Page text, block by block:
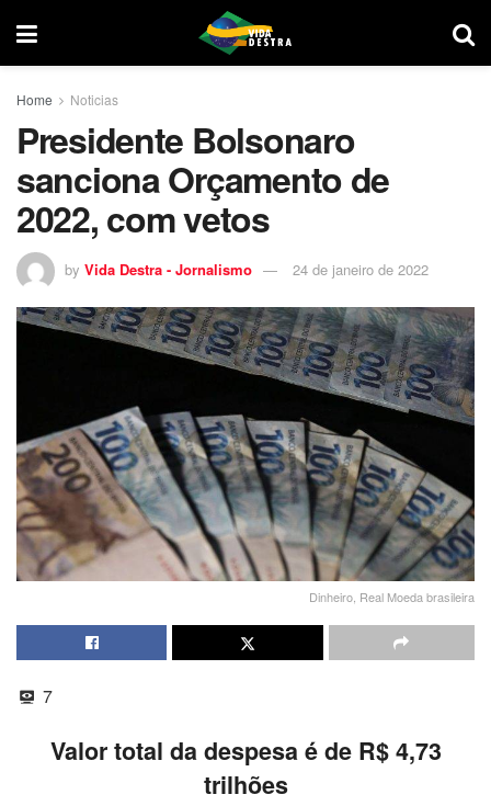
Home Noticias
Presidente Bolsonaro
sanciona Orçamento de
2022, com vetos
by Vida Destra - Jornalismo 24 de janeiro de 2022
Dinheiro, Real Moeda brasileira
7
Valor total da despesa é de R$ 4,73
trilhões